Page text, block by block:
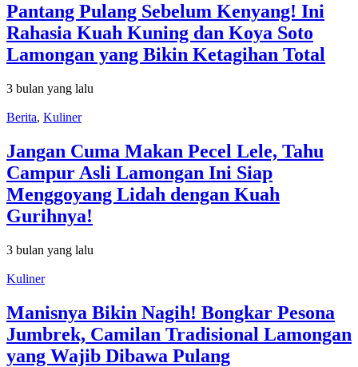
Pantang Pulang Sebelum Kenyang! Ini
Rahasia Kuah Kuning dan Koya Soto
Lamongan yang Bikin Ketagihan Total
3 bulan yang lalu
Berita, Kuliner
Jangan Cuma Makan Pecel Lele, Tahu
Campur Asli Lamongan Ini Siap
Menggoyang Lidah dengan Kuah
Gurihnya!
3 bulan yang lalu
Kuliner
Manisnya Bikin Nagih! Bongkar Pesona
Jumbrek, Camilan Tradisional Lamongan
yang Wajib Dibawa Pulang